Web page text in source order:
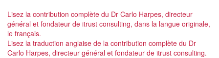
Lisez la contribution complète du Dr Carlo Harpes, directeur
général et fondateur de itrust consulting, dans la langue originale,
le français.
Lisez la traduction anglaise de la contribution complète du Dr
Carlo Harpes, directeur général et fondateur de itrust consulting.